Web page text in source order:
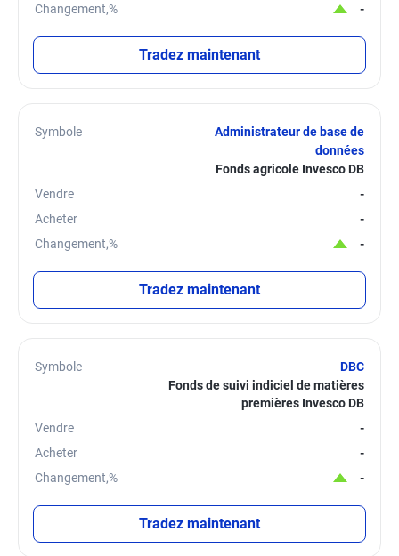
Changement,%
-
Tradez maintenant
Symbole
Administrateur de base de
données
Fonds agricole Invesco DB
Vendre
-
Acheter
-
Changement,%
-
Tradez maintenant
Symbole
DBC
Fonds de suivi indiciel de matières
premières Invesco DB
Vendre
-
Acheter
-
Changement,%
-
Tradez maintenant